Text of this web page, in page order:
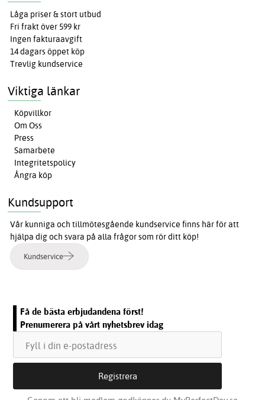
Låga priser & stort utbud
Fri frakt över 599 kr
Ingen fakturaavgift
14 dagars öppet köp
Trevlig kundservice
Viktiga länkar
Köpvillkor
Om Oss
Press
Samarbete
Integritetspolicy
Ångra köp
Kundsupport
Vår kunniga och tillmötesgående kundservice finns här för att
hjälpa dig och svara på alla frågor som rör ditt köp!
Kundservice
Få de bästa erbjudandena först!
Prenumerera på vårt nyhetsbrev idag